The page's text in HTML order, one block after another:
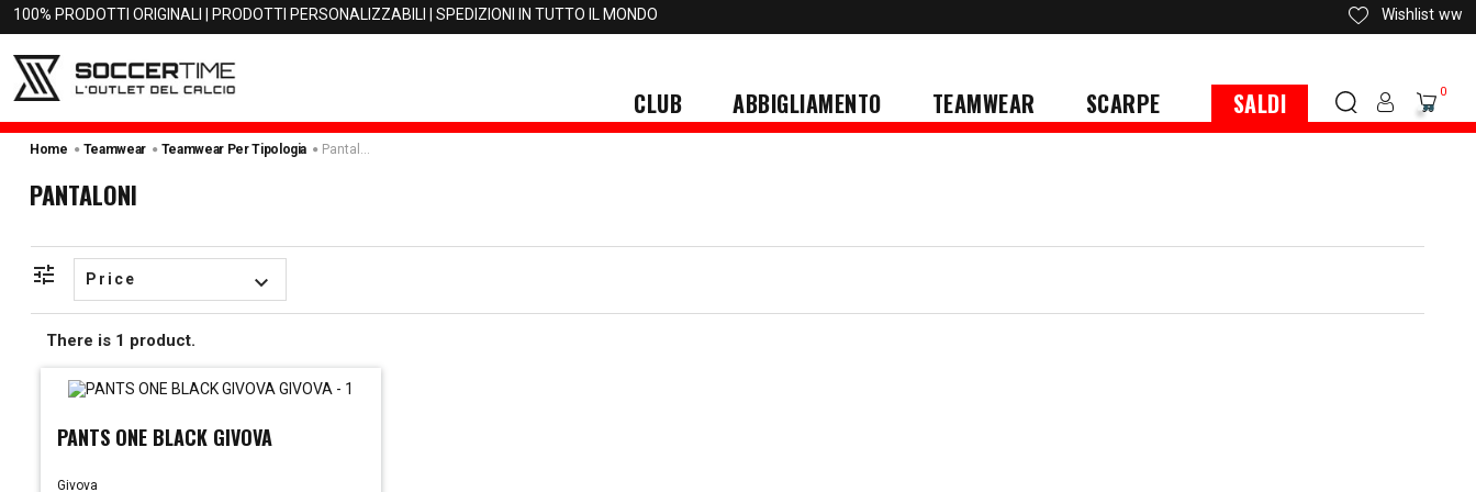
100% PRODOTTI ORIGINALI | PRODOTTI PERSONALIZZABILI | SPEDIZIONI IN TUTTO IL MONDO ww
Wishlist
CLUB ABBIGLIAMENTO TEAMWEAR SCARPE SALDI 0
Home Teamwear Teamwear Per Tipologia
PANTALONI
tune Price keyboard_arrow_down
There is 1 product.
PANTS ONE BLACK GIVOVA
Givova